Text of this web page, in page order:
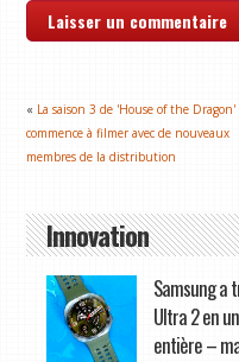
« La saison 3 de 'House of the Dragon'
commence à filmer avec de nouveaux
membres de la distribution
Innovation
Samsung a
Ultra 2 en
entière –